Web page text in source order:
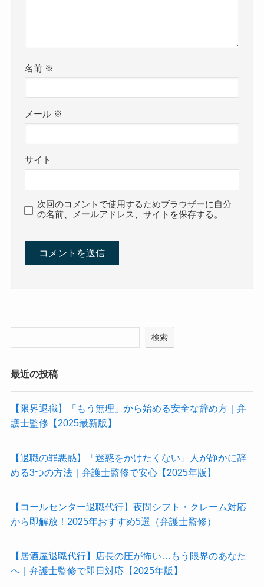
名前 ※
メール ※
サイト
次回のコメントで使用するためブラウザーに自分
の名前、メールアドレス、サイトを保存する。
検索
最近の投稿
【限界退職】「もう無理」から始める安全な辞め方｜弁
護士監修【2025最新版】
【退職の罪悪感】「迷惑をかけたくない」人が静かに辞
める3つの方法｜弁護士監修で安心【2025年版】
【コールセンター退職代行】夜間シフト・クレーム対応
から即解放！2025年おすすめ5選（弁護士監修）
【居酒屋退職代行】店長の圧が怖い…もう限界のあなた
へ｜弁護士監修で即日対応【2025年版】